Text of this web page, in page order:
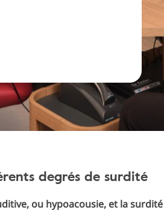
degrés de surdité
ou hypoacousie, et la surdité